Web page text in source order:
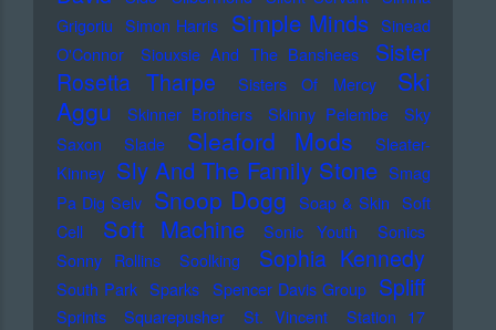
Grigoriu Simon Harris Simple Minds Sinead
O'Connor
Siouxsie And The Banshees
Sister
Rosetta Tharpe
Sisters Of Mercy
Ski
Aggu
Skinner Brothers Skinny Pelembe
Sky
Saxon
Slade Sleaford Mods
Sleater-
Kinney Sly And The Family Stone Smag
Pa Dig Selv Snoop Dogg Soap & Skin Soft
Cell
Soft Machine Sonic Youth
Sonics
Sonny Rollins
Soolking Sophia Kennedy
South Park Sparks Spencer Davis Group Spliff
Sprints Squarepusher St. Vincent
Station 17